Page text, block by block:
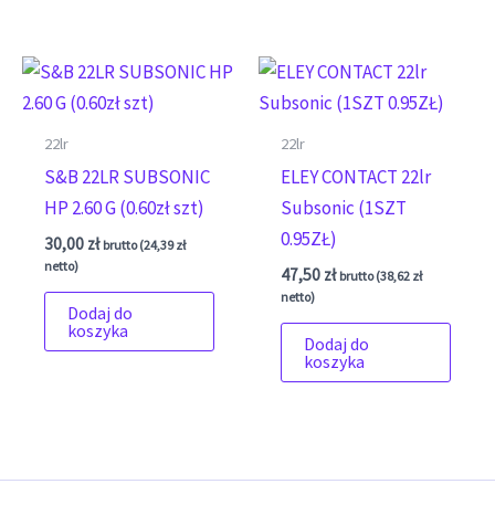
22lr
S&B 22LR SUBSONIC
HP 2.60 G (0.60zł szt)
30,00 zł brutto (24,39zł
netto)
Dodaj do
koszyka
22lr
ELEY CONTACT 22lr
Subsonic (1SZT
0.95ZŁ)
47,50 zł brutto (38,62 zł
netto)
Dodaj do
koszyka